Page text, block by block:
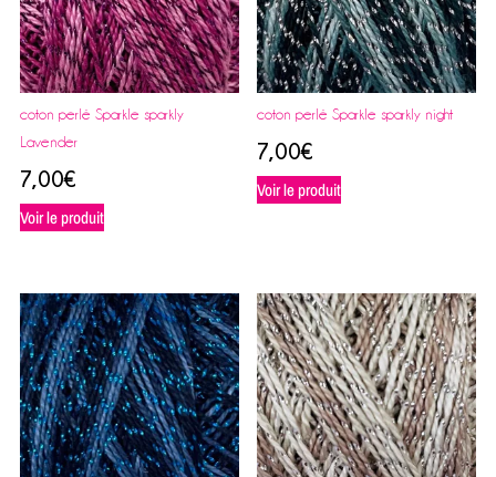
coton perlé Sparkle sparkly
Lavender
7,00€
Voir le produit
coton perlé Sparkle sparkly night
7,00€
Voir le produit